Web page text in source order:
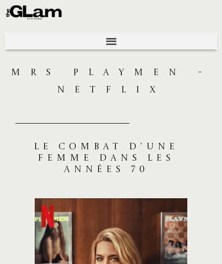
MRS PLAYMEN -
NETFLIX
Le combat d'une
femme dans les
années 70